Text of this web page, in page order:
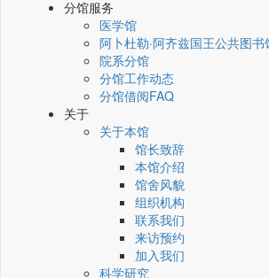
分馆服务
医学馆
阿卜杜勒·阿齐兹国王公共图
院系分馆
分馆工作动态
分馆借阅FAQ
关于
关于本馆
馆长致辞
本馆介绍
馆舍风貌
组织机构
联系我们
来访预约
加入我们
科学研究